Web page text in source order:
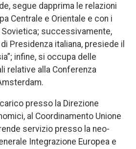
segue dapprima le relazioni
Centrale e Orientale e con i
Sovietica; successivamente,
Presidenza italiana, presiede il
infine, si occupa delle
relative alla Conferenza
presso la Direzione
al Coordinamento Unione
servizio presso la neo-
Integrazione Europea e